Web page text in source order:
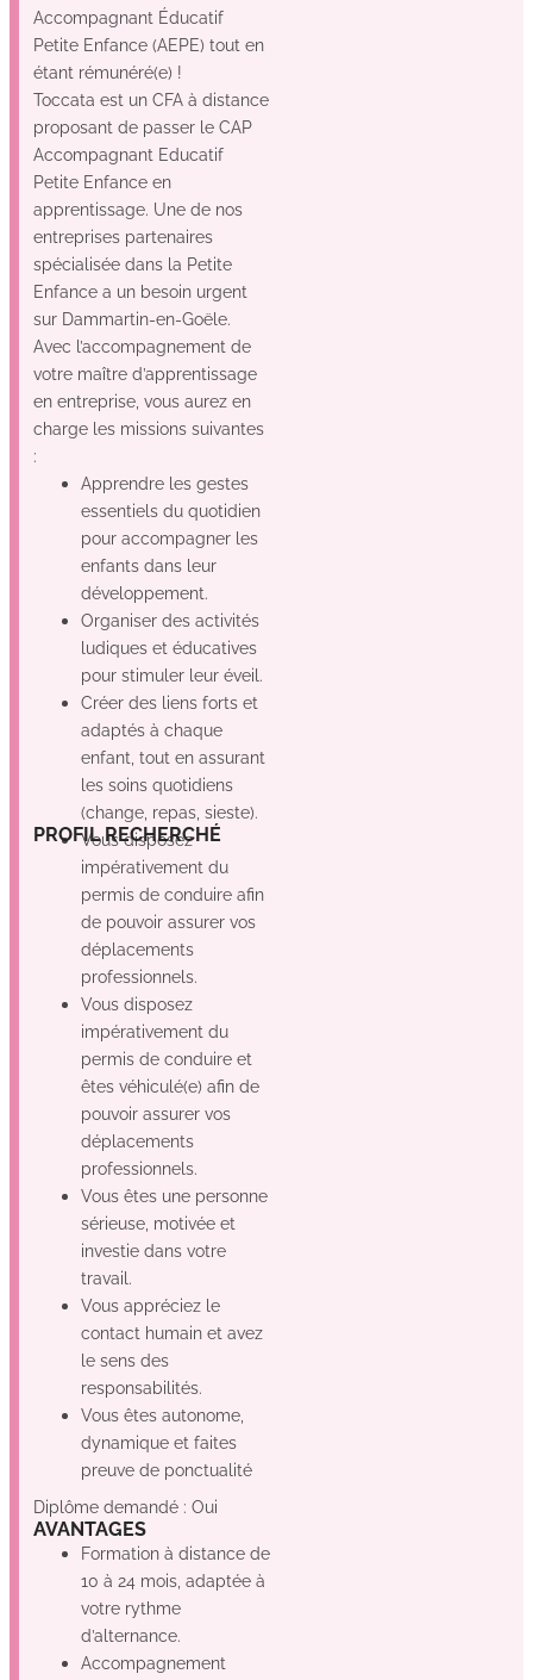
Accompagnant Éducatif
Petite Enfance (AEPE) tout en
étant rémunéré(e) !
Toccata est un CFA à distance
proposant de passer le CAP
Accompagnant Educatif
Petite Enfance en
apprentissage. Une de nos
entreprises partenaires
spécialisée dans la Petite
Enfance a un besoin urgent
sur Dammartin-en-Goële.
Avec l’accompagnement de
votre maître d’apprentissage
en entreprise, vous aurez en
charge les missions suivantes
:
Apprendre les gestes
essentiels du quotidien
pour accompagner les
enfants dans leur
développement.
Organiser des activités
ludiques et éducatives
pour stimuler leur éveil.
Créer des liens forts et
adaptés à chaque
enfant, tout en assurant
les soins quotidiens
(change, repas, sieste).
PROFIL RECHERCHÉ
OuiOui
Vous disposez
impérativement du
permis de conduire afin
de pouvoir assurer vos
déplacements
professionnels.
Vous disposez
impérativement du
permis de conduire et
êtes véhiculé(e) afin de
pouvoir assurer vos
déplacements
professionnels.
Vous êtes une personne
sérieuse, motivée et
investie dans votre
travail.
Vous appréciez le
contact humain et avez
le sens des
responsabilités.
Vous êtes autonome,
dynamique et faites
preuve de ponctualité
Diplôme demandé : Oui
AVANTAGES
Formation à distance de
10 à 24 mois, adaptée à
votre rythme
d’alternance.
Accompagnement